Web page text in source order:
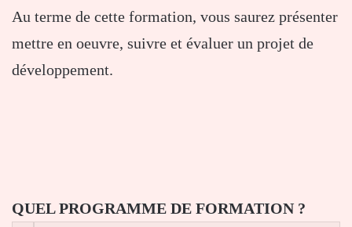
Au terme de cette formation, vous saurez présenter
mettre en oeuvre, suivre et évaluer un projet de
développement.
QUEL PROGRAMME DE FORMATION ?